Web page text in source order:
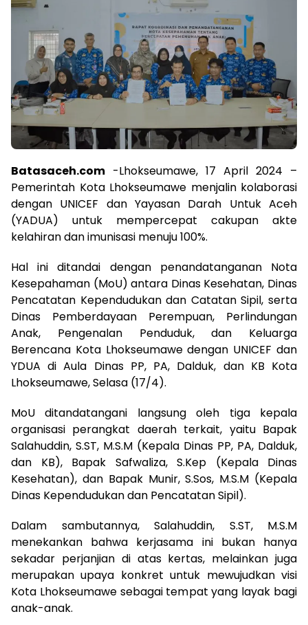
Batasaceh.com -Lhokseumawe, 17 April 2024 –
Pemerintah Kota Lhokseumawe menjalin kolaborasi
dengan UNICEF dan Yayasan Darah Untuk Aceh
(YADUA) untuk mempercepat cakupan akte
kelahiran dan imunisasi menuju 100%.
Hal ini ditandai dengan penandatanganan Nota
Kesepahaman (MoU) antara Dinas Kesehatan, Dinas
Pencatatan Kependudukan dan Catatan Sipil, serta
Dinas Pemberdayaan Perempuan, Perlindungan
Anak, Pengenalan Penduduk, dan Keluarga
Berencana Kota Lhokseumawe dengan UNICEF dan
YDUA di Aula Dinas PP, PA, Dalduk, dan KB Kota
Lhokseumawe, Selasa (17/4).
MoU ditandatangani langsung oleh tiga kepala
organisasi perangkat daerah terkait, yaitu Bapak
Salahuddin, S.ST, M.S.M (Kepala Dinas PP, PA, Dalduk,
dan KB), Bapak Safwaliza, S.Kep (Kepala Dinas
Kesehatan), dan Bapak Munir, S.Sos, M.S.M (Kepala
Dinas Kependudukan dan Pencatatan Sipil).
Dalam sambutannya, Salahuddin, S.ST, M.S.M
menekankan bahwa kerjasama ini bukan hanya
sekadar perjanjian di atas kertas, melainkan juga
merupakan upaya konkret untuk mewujudkan visi
Kota Lhokseumawe sebagai tempat yang layak bagi
anak-anak.